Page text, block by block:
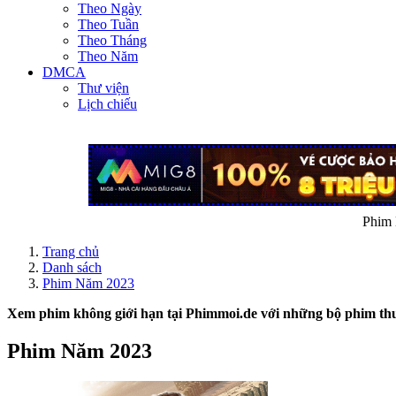
Theo Ngày
Theo Tuần
Theo Tháng
Theo Năm
DMCA
Thư viện
Lịch chiếu
Phim
Trang chủ
Danh sách
Phim Năm 2023
Xem phim không giới hạn tạiPhimmoi.de với những bộ phim
Phim Năm 2023